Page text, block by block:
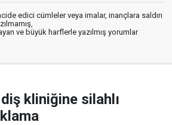
edici cümleler veya imalar, inançlara saldırı
ve büyük harflerle yazılmış yorumlar
kliniğine silahlı